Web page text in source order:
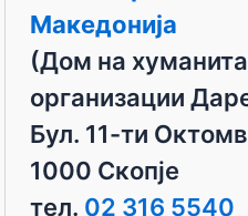
Македонија
(Дом на
организации
Бул. 11-ти
1000 Скопје
тел. 02 316 5540